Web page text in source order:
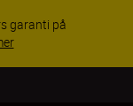
ACCESSORY
utvalgt tilbehør, gjør